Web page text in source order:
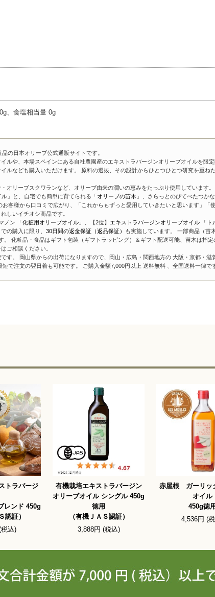
、食塩相当量 0g
の日本オリーブ公式通販サイトです。
ルや、本場スペインにある自社農園産のエキストラバージンオリーブオイルを限
ルなども購入いただけます。 原料の選抜、その設計からひとつひとつ研究を重ね
オリーブスクワランなど、オリーブ由来の潤いの恵みをたっぷり使用しています
ル」と、自宅でも簡単に育てられる「オリーブの苗木 」、さらっとのびてべたつか
客様から口コミで広がり、「これからもずっと愛用していきたいと思います」「
しいイチオシ商品です。
ノン 「化粧用オリーブオイル」、【2位】
エキストラバージンオリーブオイル 「ト
の購入に限り、 30日間の返金保証（返品保証）
も実施しています。 一部商品（苗
化粧品・食品はギフト包装（ギフトラッピング）＆ギフト配送可能、苗木は指
ご相談ください。
す。 岡山県からの出荷になりますので、岡山・広島・関西地方の 大阪・京都・
で注文の翌日着も可能です。 ご購入金額7,000円以上 送料無料 、全国送料一律で
トラバージ
レンド 450g
認証）
込)
有機栽培エキストラバージン
オリーブオイル シングル 450g
徳用
（有機ＪＡＳ認証）
3,888円 (税込)
赤屋根 ガーリッ
オイル
450g徳
4,536円 (